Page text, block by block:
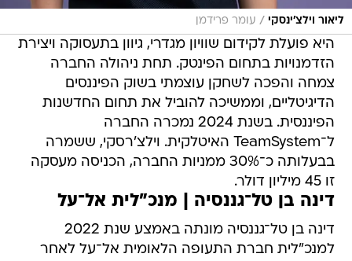
ליאור וילצ'ינסקי / עומר פרידמן
היא פועלת לקידום שוויון מגדרי, גיוון בתעסוקה ויצירת
הזדמנויות בתחום הפינטק. תחת ניהולה החברה
צמחה והפכה לשחקן עוצמתי בשוק הפיננסים
הדיגיטליים, וממשיכה להוביל את תחום החדשנות
הפיננסית. בשנת 2024 נמכרה החברה
ל־TeamSystem האיטלקית. וילצ'רסקי, ששמרה
בבעלותה כ־30% ממניות החברה, הכניסה מעסקה
זו 45 מיליון דולר.
דינה בן טל־גננסיה | מנכ"לית אל־על
דינה בן טל־גננסיה מונתה באמצע שנת 2022
למנכ"לית חברת התעופה הלאומית אל־על לאחר